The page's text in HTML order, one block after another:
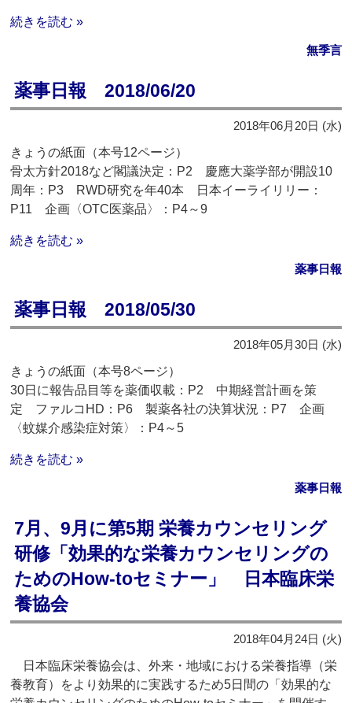
続きを読む »
無季言
薬事日報 2018/06/20
2018年06月20日 (水)
きょうの紙面（本号12ページ）
骨太方針2018など閣議決定：P2 慶應大薬学部が開設10
周年：P3 RWD研究を年40本 日本イーライリリー：
P11 企画〈OTC医薬品〉：P4～9
続きを読む »
薬事日報
薬事日報 2018/05/30
2018年05月30日 (水)
きょうの紙面（本号8ページ）
30日に報告品目等を薬価収載：P2 中期経営計画を策
定 ファルコHD：P6 製薬各社の決算状況：P7 企画
〈蚊媒介感染症対策〉：P4～5
続きを読む »
薬事日報
7月、9月に第5期 栄養カウンセリング
研修「効果的な栄養カウンセリングの
ためのHow-toセミナー」 日本臨床栄
養協会
2018年04月24日 (火)
日本臨床栄養協会は、外来・地域における栄養指導（栄
養教育）をより効果的に実践するため5日間の「効果的な